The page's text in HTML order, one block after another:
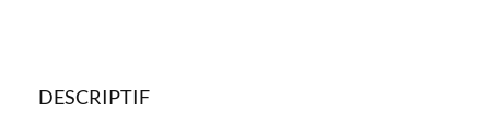
DESCRIPTIF